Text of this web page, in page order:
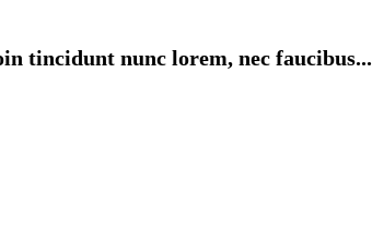
tincidunt nunc lorem, nec faucibus...